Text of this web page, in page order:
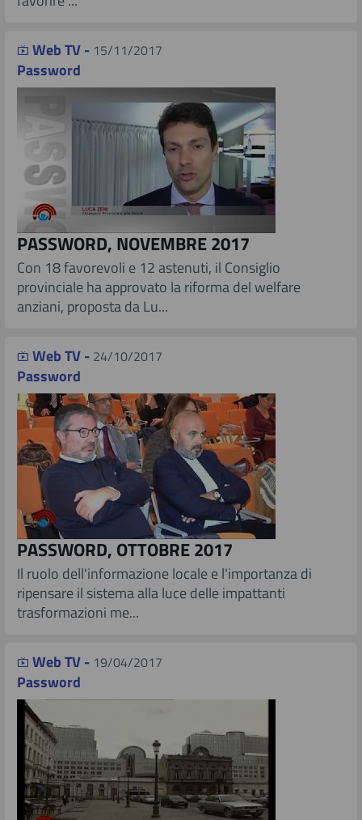
Web TV - 15/11/2017
Password
PASSWORD, NOVEMBRE 2017
​ Con 18 favorevoli e 12 astenuti, il Consiglio
provinciale ha approvato la riforma del welfare
anziani, proposta da Lu...
Web TV - 24/10/2017
Password
PASSWORD, OTTOBRE 2017
​ Il ruolo dell'informazione locale e l'importanza di
ripensare il sistema alla luce delle impattanti
trasformazioni me...
Web TV - 19/04/2017
Password